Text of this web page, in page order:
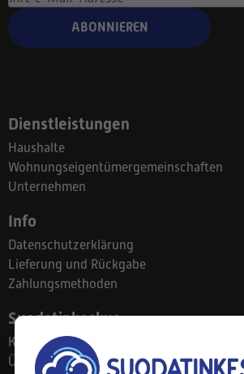
ABONNIEREN
Dienstleistungen
Haushalte
Wohnungseigentümergemeinschaften
Unternehmen
Info
Datenschutzerklärung
Lieferung und Rückgabe
Zahlungsmethoden
Suodatinkeskus
Kontakt
Über uns